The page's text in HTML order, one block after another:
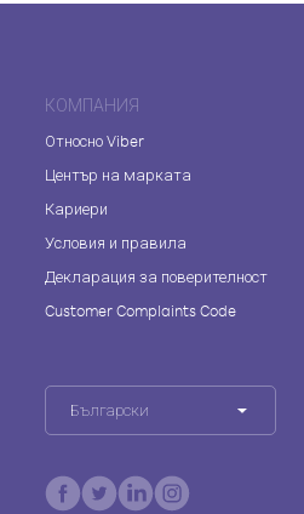
КОМПАНИЯ
Относно Viber
Център на марката
Кариери
Условия и правила
Декларация за поверителност
Customer Complaints Code
Български